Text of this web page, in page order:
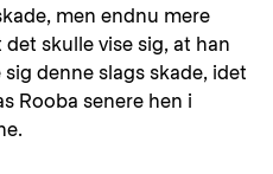
men endnu mere
skulle vise sig, at han
denne slags skade, idet
Rooba senere hen i